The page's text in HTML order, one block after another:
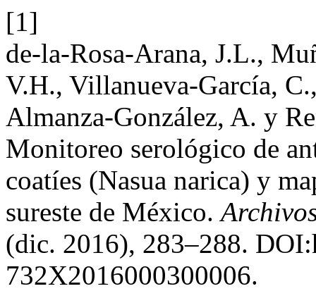
[1]
de-la-Rosa-Arana, J.L.,
V.H., Villanueva-García,
Almanza-González, A. y
Monitoreo serológico de
coatíes (Nasua narica) y
sureste de México.
(dic. 2016), 283–288.
732X2016000300006.